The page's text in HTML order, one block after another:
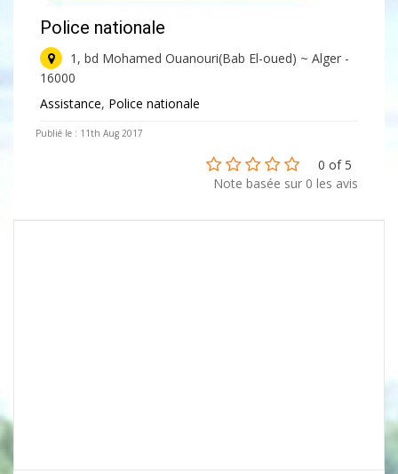
Police nationale
1, bd Mohamed Ouanouri(Bab El-oued) ~ Alger -
16000
Assistance, Police nationale
Publié le : 11th Aug 2017
0 of 5
Note basée sur 0 les avis